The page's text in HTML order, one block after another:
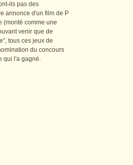
ils pas des
annonce d'un film de P
(monté comme une
venir que de
tous ces jeux de
du concours
qui l'a gagné.